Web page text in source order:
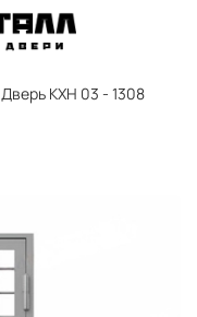
Дверь КХН 03 - 1308